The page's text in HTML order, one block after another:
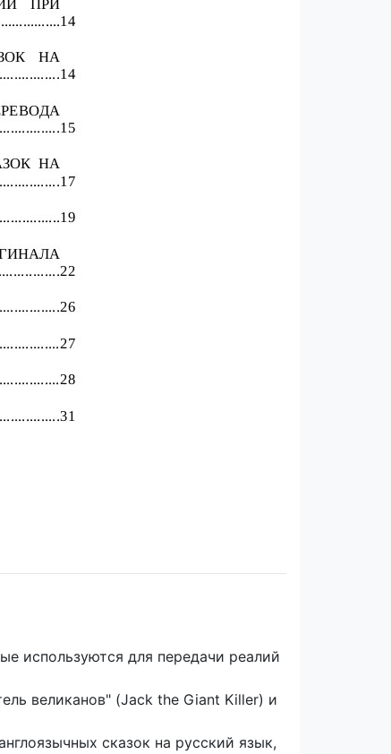
используются для передачи реалий
великанов" (Jack the Giant Killer) и
сказок на русский язык,